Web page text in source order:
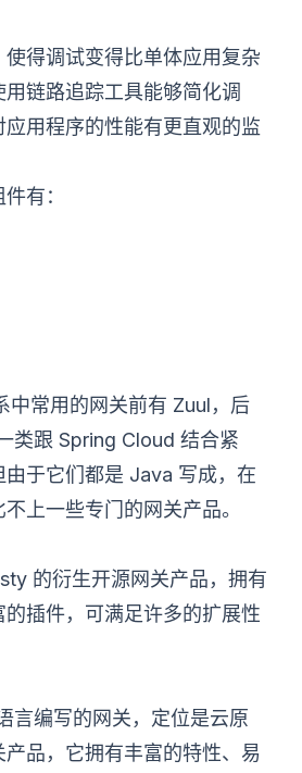
得调试变得比单体应用复杂
链路追踪工具能够简化调
用程序的性能有更直观的监
有：
中常用的网关前有 Zuul，后
类跟 Spring Cloud 结合紧
由于它们都是 Java 写成，在
上一些专门的网关产品。
的衍生开源网关产品，拥有
插件，可满足许多的扩展性
言编写的网关，定位是云原
品，它拥有丰富的特性、易